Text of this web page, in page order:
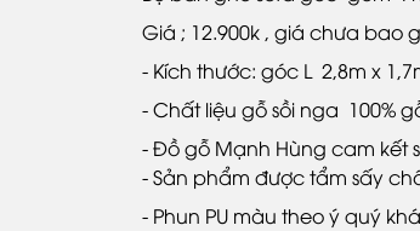
Giá ; 12.900k , giá chưa bao
- Kích thước: góc L 2,8m x
- Chất liệu gỗ sồi nga 100%
- Đồ gỗ Mạnh Hùng cam kết
- Sản phẩm được tẩm sấy
- Phun PU màu theo ý quý